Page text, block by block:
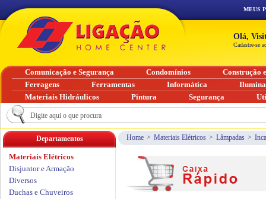
Home > Materiais Elétricos > Lâmpadas >
Departamentos
Materiais Elétricos
Disjuntor e Armação
Diversos
Duchas e Chuveiros
MEUS
Olá,
Cadastre-se
Comunicação e Segurança Condomínios
Construção
Ferragens
Ferramentas Informática
Materiais Hidráulicos
Pintura Segurança